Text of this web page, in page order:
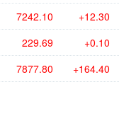
7242.10 +12.30
229.69 +0.10
7877.80 +164.40